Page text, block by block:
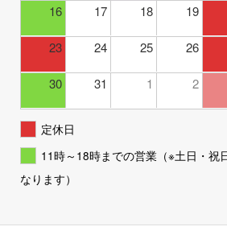
16 17 18 19
23 24 25 26
30 31 1 2
定休日
11時～18時までの営業（※土日・祝
なります）